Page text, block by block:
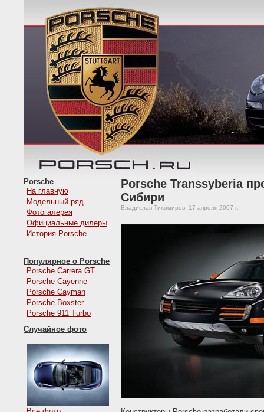
Porsche
На главную
Модельный ряд
Фотогалерея
Официальные дилеры
История Porsche
Популярное о Porsche
Porsche Carrera GT
Porsche Cayenne
Porsche Cayman
Porsche Boxster
Porsche 911 Turbo
Случайное фото
Porsche Transsyberia
Сибири
Владислав Тихомиров, 17 апреля 2007 г.